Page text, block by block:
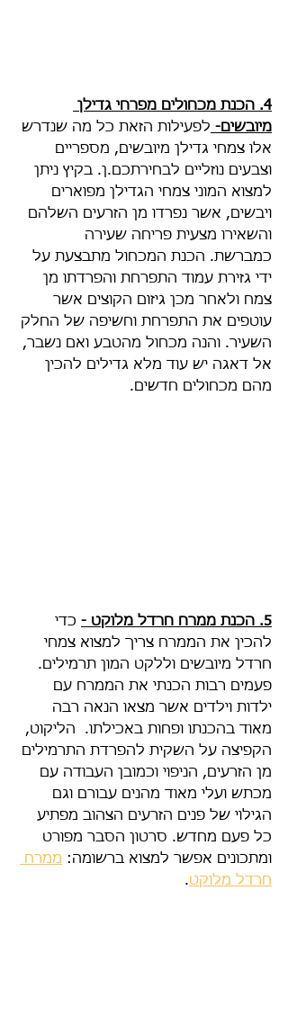
4. הכנת מכחולים מפרחי גדילן
מיובשים- לפעילות הזאת כל מה שנדרש
אלו צמחי גדילן מיובשים, מספריים
וצבעים נוזליים לבחירתכם.ן. בקיץ ניתן
למצוא המוני צמחי הגדילן מפוארים
ויבשים, אשר נפרדו מן הזרעים השלהם
והשאירו מצעית פריחה שעירה
כמברשת. הכנת המכחול מתבצעת על
ידי גזירת עמוד התפרחת והפרדתו מן
צמח ולאחר מכן גיזום הקוצים אשר
עוטפים את התפרחת וחשיפה של החלק
השעיר. והנה מכחול מהטבע ואם נשבר,
אל דאגה יש עוד מלא גדילים להכין
מהם מכחולים חדשים.
5. הכנת ממרח חרדל מלוקט -
כדי
להכין את הממרח צריך למצוא צמחי
חרדל מיובשים וללקט המון תרמילים.
פעמים רבות הכנתי את הממרח עם
ילדות וילדים אשר מצאו הנאה רבה
מאוד בהכנתו ופחות באכילתו.  הליקוט,
הקפיצה על השקית להפרדת התרמילים
מן הזרעים, הניפוי וכמובן העבודה עם
מכתש ועלי מאוד מהנים עבורם וגם
הגילוי של פנים הזרעים הצהוב מפתיע
כל פעם מחדש. סרטון הסבר מפורט
ומתכונים אפשר למצוא ברשומה: ממרח
חרדל מלוקט.